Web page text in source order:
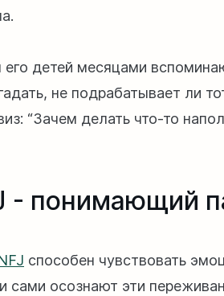
его детей месяцами
не подрабатывает ли
“Зачем делать что-то
- понимающий
способен чувствовать
сами осознают эти